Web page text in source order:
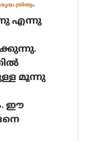
ത്രിത്വം
എന്നു
മൂന്നു
ഈ